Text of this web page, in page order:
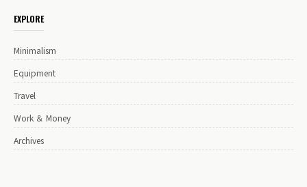
EXPLORE
Minimalism
Equipment
Travel
Work ＆ Money
Archives